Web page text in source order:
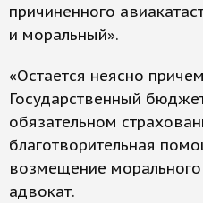
причиненного
и моральный».
«Остается неясно
Государственный
обязательном
благотворительная
возмещение
адвокат.